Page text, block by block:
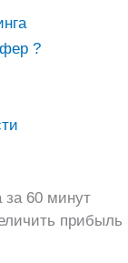
?
за 60 минут
прибыль